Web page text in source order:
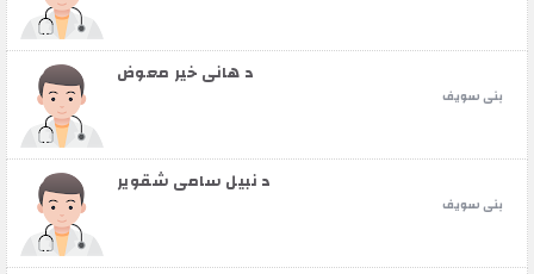
د هاني خير معوض
بنى سويف
د نبيل سامي شقوير
بنى سويف